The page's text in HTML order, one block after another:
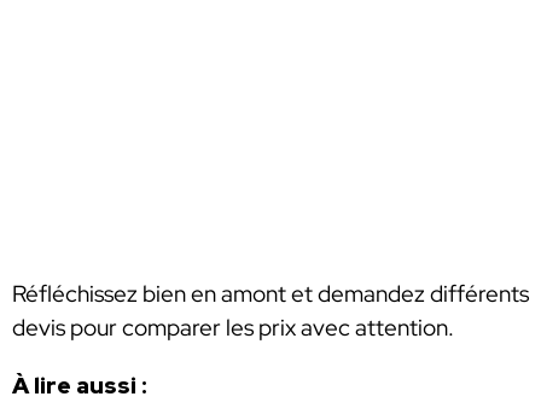
Réfléchissez bien en amont et demandez différents
devis pour comparer les prix avec attention.
À lire aussi :